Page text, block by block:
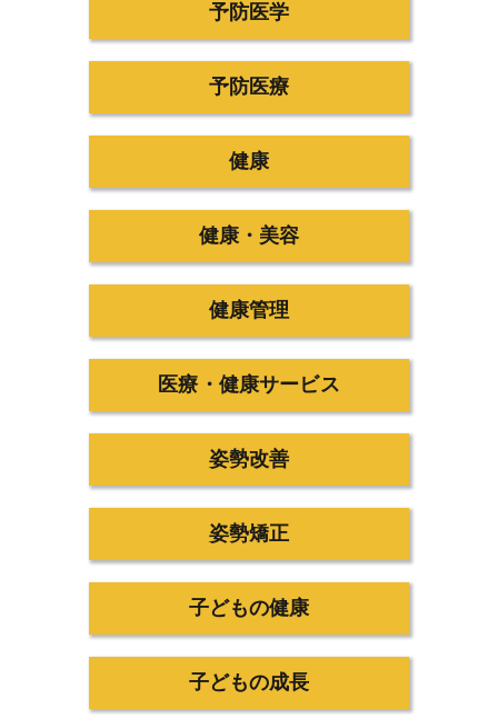
予防医学
予防医療
健康
健康・美容
健康管理
医療・健康サービス
姿勢改善
姿勢矯正
子どもの健康
子どもの成長